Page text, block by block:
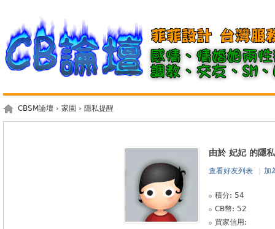
CBSM論壇 › 家園 › 隱私提醒
由於 妃妃 的隱
查看好友列表 加
積分: 54
CB幣: 52
買家信用: